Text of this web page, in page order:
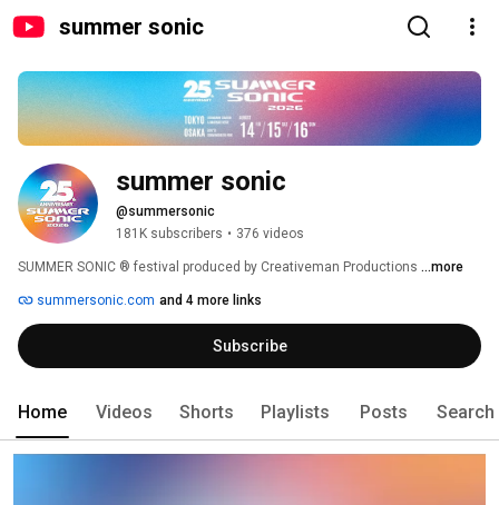
summer sonic
summer sonic
@summersonic
181K subscribers • 376 videos
SUMMER SONIC ® festival produced by Creativeman Productions ...more
summersonic.com and 4 more links
Subscribe
Home Videos Shorts Playlists Posts Search